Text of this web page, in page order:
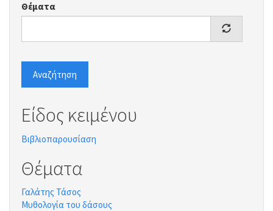
Θέματα
Αναζήτηση
Είδος κειμένου
Βιβλιοπαρουσίαση
Θέματα
Γαλάτης Τάσος
Μυθολογία του δάσους